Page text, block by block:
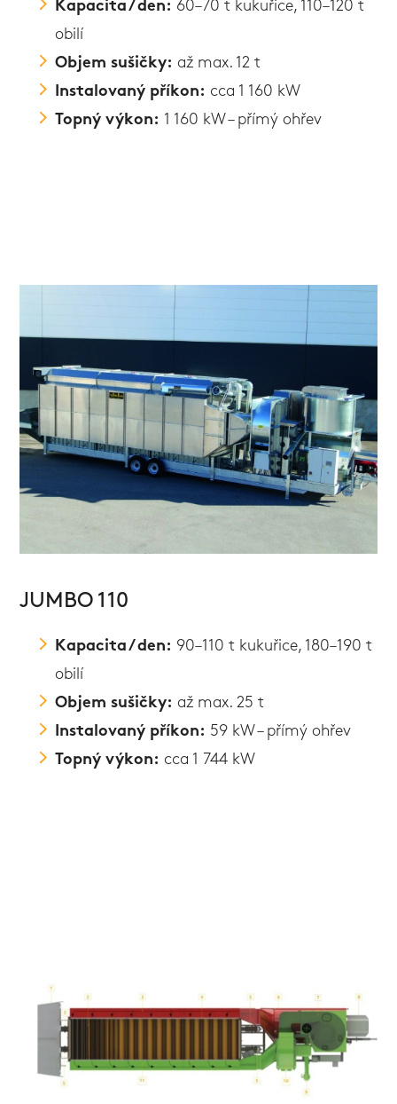
Kapacita / den: 60–70 t kukuřice, 110–120 t
obilí
Objem sušičky:až max. 12 t
Instalovaný příkon: cca 1 160 kW
Topný výkon: 1 160 kW – přímý ohřev
JUMBO 110
Kapacita / den: 90–110 t kukuřice, 180–190 t
obilí
Objem sušičky:až max. 25 t
Instalovaný příkon: 59 kW – přímý ohřev
Topný výkon: cca 1 744 kW